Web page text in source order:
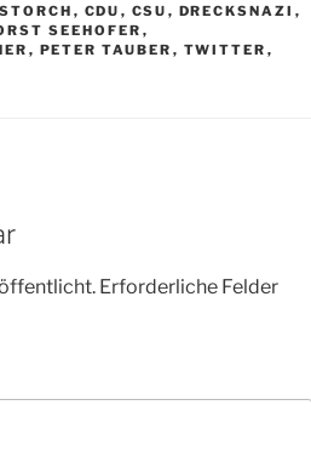
, CDU , CSU , DRECKSNAZI ,
SEEHOFER ,
, PETER TAUBER , TWITTER ,
Erforderliche Felder